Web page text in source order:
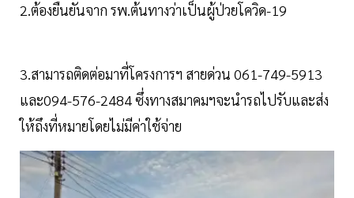
2.ต้องยืนยันจาก รพ.ต้นทางว่าเป็นผู้ป่วยโควิด-19
3.สามารถติดต่อมาที่โครงการฯ สายด่วน 061-749-5913
และ094-576-2484 ซึ่งทางสมาคมฯจะนำรถไปรับและส่ง
ให้ถึงที่หมายโดยไม่มีค่าใช้จ่าย